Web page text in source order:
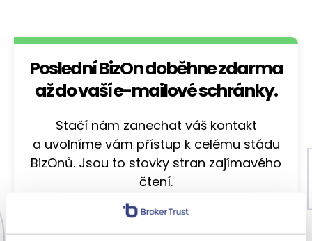
Poslední BizOn doběhne zdarma
až do vaší e-mailové schránky.
Stačí nám zanechat váš kontakt
a uvolníme vám přístup k celému stádu
BizOnů. Jsou to stovky stran zajímavého
čtení.